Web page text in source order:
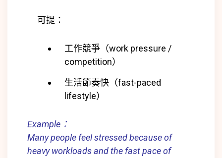
可提：
工作競爭（work pressure /
competition）
生活節奏快（fast-paced
lifestyle）
Example：
Many people feel stressed because of
heavy workloads and the fast pace of